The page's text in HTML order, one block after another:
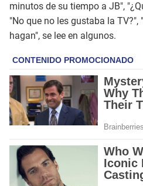
minutos de su tiempo a JB",
"No que no les gustaba la TV?",
hagan", se lee en algunos.